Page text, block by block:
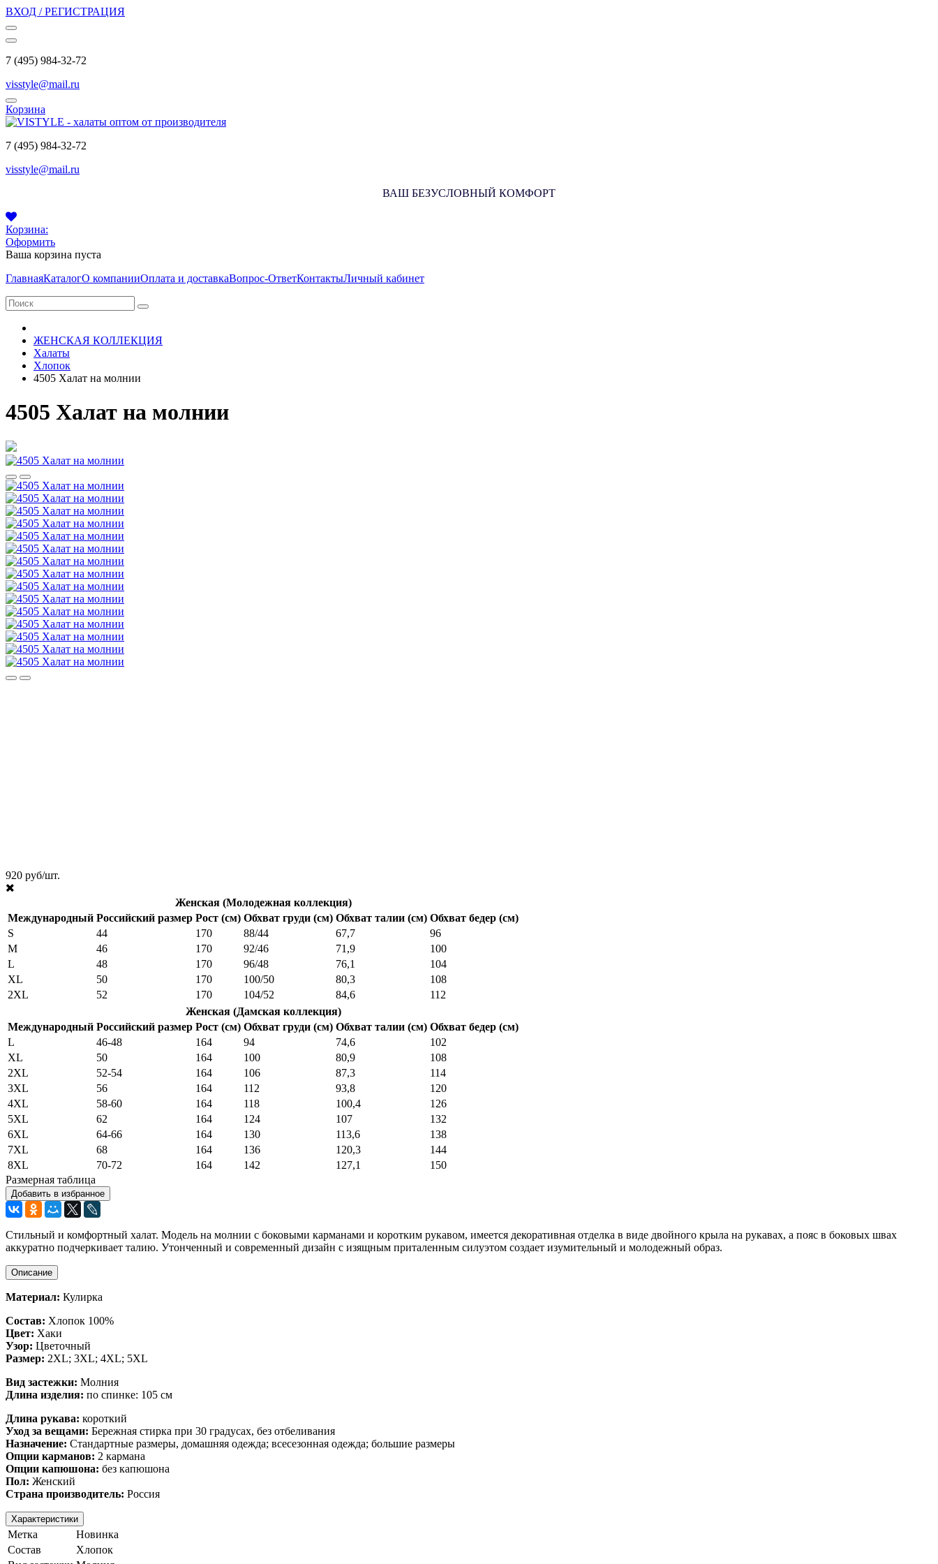
ВХОД / РЕГИСТРАЦИЯ
7 (495) 984-32-72
visstyle@mail.ru
Корзина
7 (495) 984-32-72
visstyle@mail.ru
ВАШ БЕЗУСЛОВНЫЙ КОМФОРТ
Корзина:
Оформить
Ваша корзина пуста
ГлавнаяКаталогО компанииОплата и доставкаВопрос-ОтветКонтактыЛичный кабинет
ЖЕНСКАЯ КОЛЛЕКЦИЯ
Халаты
Хлопок
4505 Халат на молнии
4505 Халат на молнии
920 руб/шт.
Женская (Молодежная коллекция)
Международный Российский размер Рост (см) Обхват груди (см) Обхват талии (см) Обхват бедер (см)
S
44 170 88/44 67,7
96
M
46 170 92/46 71,9
100
L
48 170 96/48 76,1
104
XL
50 170 100/50 80,3
108
2XL
52 170 104/52 84,6
112
Женская (Дамская коллекция)
Международный Российский размер Рост (см) Обхват груди (см) Обхват талии (см) Обхват бедер (см)
L
46-48 164 94 74,6
102
XL
50 164 100 80,9
108
2XL
52-54 164 106 87,3
114
3XL
56 164 112 93,8
120
4XL
58-60 164 118 100,4
126
5XL
62 164 124 107
132
6XL
64-66 164 130 113,6
138
7XL
68 164 136 120,3
144
8XL
70-72 164 142 127,1
150
Размерная таблица
Добавить в избранное
Стильный и комфортный халат. Модель на молнии с боковыми карманами и коротким рукавом, имеется декоративная отделка в виде двойного крыла на рукавах, а пояс в боковых швах
аккуратно подчеркивает талию. Утонченный и современный дизайн с изящным приталенным силуэтом создает изумительный и молодежный образ.
Описание
Материал: Кулирка
Состав: Хлопок 100%
Цвет: Хаки
Узор: Цветочный
Размер: 2XL; 3XL; 4XL; 5XL
Вид застежки: Молния
Длина изделия: по спинке: 105 см
Длина рукава: короткий
Уход за вещами: Бережная стирка при 30 градусах, без отбеливания
Назначение: Стандартные размеры, домашняя одежда; всесезонная одежда; большие размеры
Опции карманов: 2 кармана
Опции капюшона: без капюшона
Пол: Женский
Страна производитель: Россия
Характеристики
Метка
Новинка
Состав
Хлопок